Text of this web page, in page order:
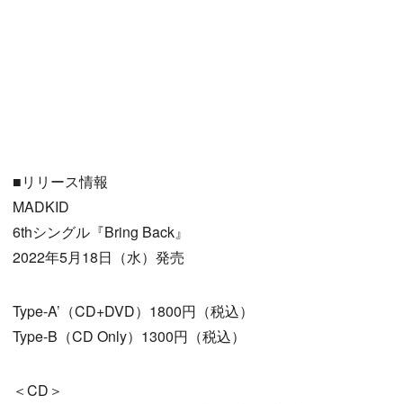
■リリース情報
MADKID
6thシングル『Bring Back』
2022年5月18日（水）発売
Type-A’（CD+DVD）1800円（税込）
Type-B（CD Only）1300円（税込）
＜CD＞